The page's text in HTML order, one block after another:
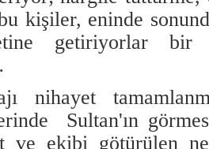
kişiler, eninde
getiriyorlar
nihayet
Sultan'ın
ve ekibi götürülen